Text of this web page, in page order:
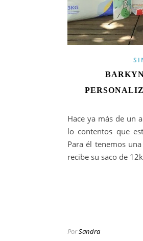
Hace ya más de un
lo contentos que
Para él tenemos
recibe su saco de
PorSandra